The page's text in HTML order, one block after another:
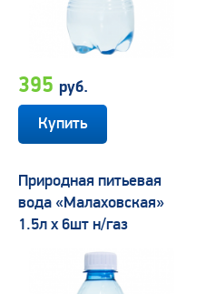
395 руб.
Природная питьевая
вода «Малаховская»
1.5л х 6шт н/газ